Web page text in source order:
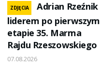
ZDJĘCIA
Adrian Rzeźnik
liderem po pierwszym
etapie 35. Marma
Rajdu Rzeszowskiego
07.08.2026